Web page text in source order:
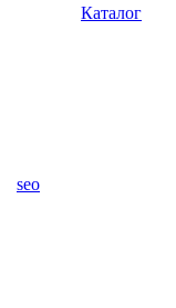
Каталог
seo